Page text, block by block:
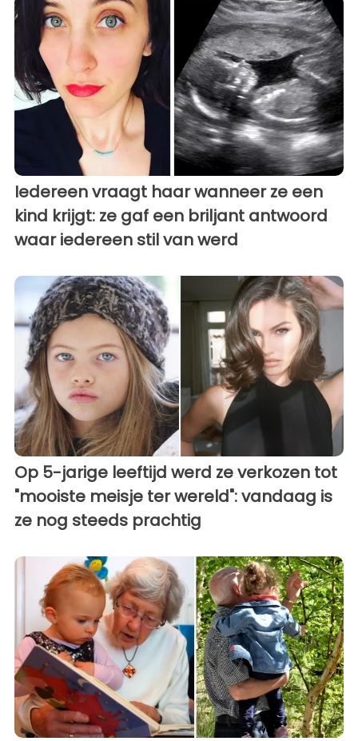
Iedereen vraagt ​​haar wanneer ze een
kind krijgt: ze gaf een briljant antwoord
waar iedereen stil van werd
Op 5-jarige leeftijd werd ze verkozen tot
"mooiste meisje ter wereld": vandaag is
ze nog steeds prachtig